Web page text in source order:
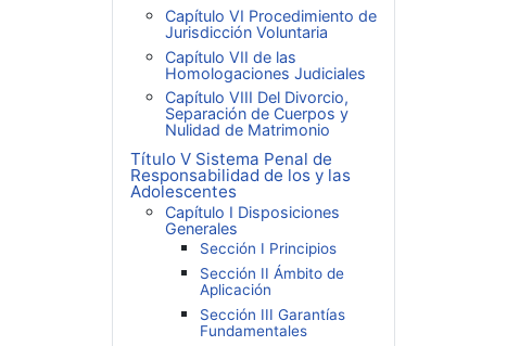
Capítulo VI Procedimiento de
Jurisdicción Voluntaria
Capítulo VII de las
Homologaciones Judiciales
Capítulo VIII Del Divorcio,
Separación de Cuerpos y
Nulidad de Matrimonio
Título V Sistema Penal de
Responsabilidad de los y las
Adolescentes
Capítulo I Disposiciones
Generales
Sección I Principios
Sección II Ámbito de
Aplicación
Sección III Garantías
Fundamentales